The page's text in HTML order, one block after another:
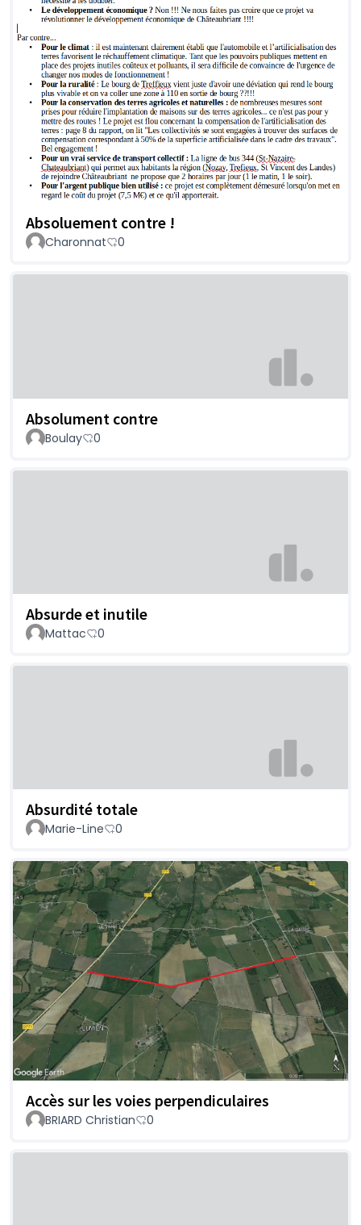
Absoluement contre !
Charonnat 0
Absolument contre
Boulay 0
Absurde et inutile
Mattac 0
Absurdité totale
Marie-Line 0
Accès sur les voies perpendiculaires
BRIARD Christian 0